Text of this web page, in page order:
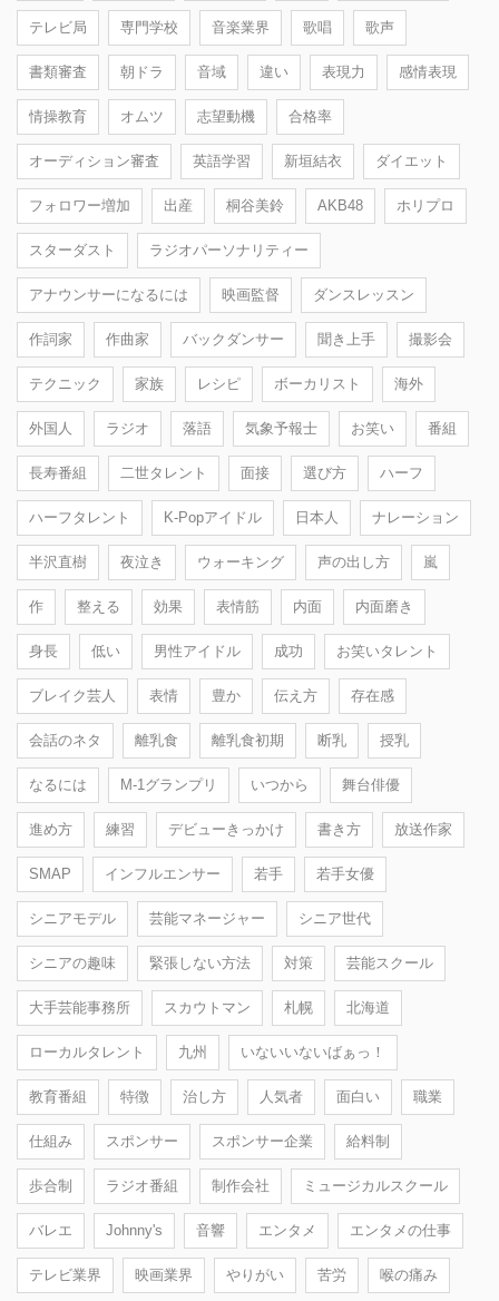
テレビ局 専門学校 音楽業界 歌唱 歌声
書類審査 朝ドラ 音域 違い 表現力 感情表現
情操教育 オムツ 志望動機 合格率
オーディション審査 英語学習 新垣結衣 ダイエット
フォロワー増加 出産 桐谷美鈴 AKB48 ホリプロ
スターダスト ラジオパーソナリティー
アナウンサーになるには 映画監督 ダンスレッスン
作詞家 作曲家 バックダンサー 聞き上手 撮影会
テクニック 家族 レシピ ボーカリスト 海外
外国人 ラジオ 落語 気象予報士 お笑い 番組
長寿番組 二世タレント 面接 選び方 ハーフ
ハーフタレント K-Popアイドル 日本人 ナレーション
半沢直樹 夜泣き ウォーキング 声の出し方 嵐
作 整える 効果 表情筋 内面 内面磨き
身長 低い 男性アイドル 成功 お笑いタレント
ブレイク芸人 表情 豊か 伝え方 存在感
会話のネタ 離乳食 離乳食初期 断乳 授乳
なるには M-1グランプリ いつから 舞台俳優
進め方 練習 デビューきっかけ 書き方 放送作家
SMAP インフルエンサー 若手 若手女優
シニアモデル 芸能マネージャー シニア世代
シニアの趣味 緊張しない方法 対策 芸能スクール
大手芸能事務所 スカウトマン 札幌 北海道
ローカルタレント 九州 いないいないばぁっ！
教育番組 特徴 治し方 人気者 面白い 職業
仕組み スポンサー スポンサー企業 給料制
歩合制 ラジオ番組 制作会社 ミュージカルスクール
バレエ Johnny's 音響 エンタメ エンタメの仕事
テレビ業界 映画業界 やりがい 苦労 喉の痛み